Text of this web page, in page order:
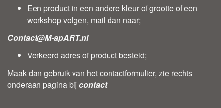
Een product in een andere kleur of grootte of een
workshop volgen, mail dan naar;
Contact@M-apART.nl
Verkeerd adres of product besteld;
Maak dan gebruik van het contactformulier, zie rechts
onderaan pagina bij contact